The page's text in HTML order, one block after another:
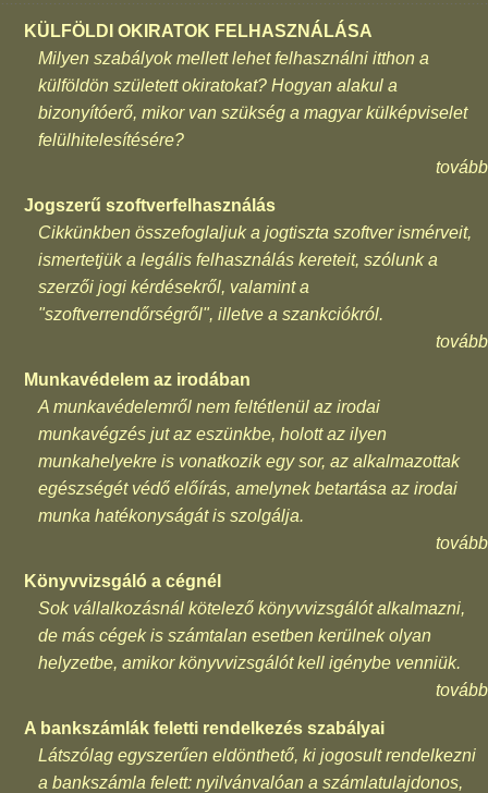
KÜLFÖLDI OKIRATOK FELHASZNÁLÁSA
Milyen szabályok mellett lehet felhasználni itthon a
külföldön született okiratokat? Hogyan alakul a
bizonyítóerő, mikor van szükség a magyar külképviselet
felülhitelesítésére?
tovább
Jogszerű szoftverfelhasználás
Cikkünkben összefoglaljuk a jogtiszta szoftver ismérveit,
ismertetjük a legális felhasználás kereteit, szólunk a
szerzői jogi kérdésekről, valamint a
"szoftverrendőrségről", illetve a szankciókról.
tovább
Munkavédelem az irodában
A munkavédelemről nem feltétlenül az irodai
munkavégzés jut az eszünkbe, holott az ilyen
munkahelyekre is vonatkozik egy sor, az alkalmazottak
egészségét védő előírás, amelynek betartása az irodai
munka hatékonyságát is szolgálja.
tovább
Könyvvizsgáló a cégnél
Sok vállalkozásnál kötelező könyvvizsgálót alkalmazni,
de más cégek is számtalan esetben kerülnek olyan
helyzetbe, amikor könyvvizsgálót kell igénybe venniük.
tovább
A bankszámlák feletti rendelkezés szabályai
Látszólag egyszerűen eldönthető, ki jogosult rendelkezni
a bankszámla felett: nyilvánvalóan a számlatulajdonos,